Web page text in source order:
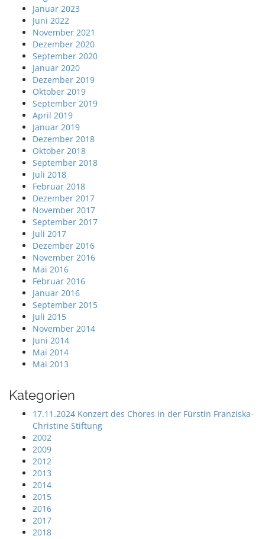
Januar 2023
Juni 2022
November 2021
Dezember 2020
September 2020
Januar 2020
Dezember 2019
Oktober 2019
September 2019
April 2019
Januar 2019
Dezember 2018
Oktober 2018
September 2018
Juli 2018
Februar 2018
Dezember 2017
November 2017
September 2017
Juli 2017
Dezember 2016
November 2016
Mai 2016
Februar 2016
Januar 2016
September 2015
Juli 2015
November 2014
Juni 2014
Mai 2014
Mai 2013
Kategorien
17.11.2024 Konzert des Chores in der Fürstin Franziska-
Christine Stiftung
2002
2009
2012
2013
2014
2015
2016
2017
2018